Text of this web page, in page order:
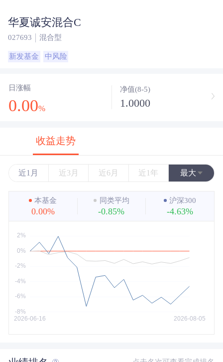
华夏诚安混合C
027693 混合型
新发基金 中风险
日涨幅
0.00%
净值(8-5)
1.0000
收益走势
近1月 近3月 近6月 近1年 最大
近3年
近5年
本基金
0.00%
同类平均
-0.85%
沪深300
-4.63%